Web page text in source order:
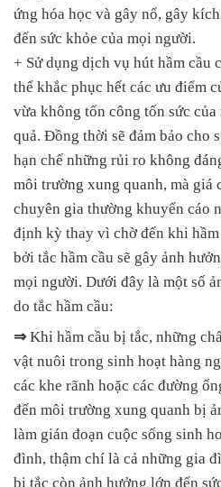
ứng hóa học và gây nổ, gây
đến sức khỏe của mọi người.
+ Sử dụng dịch vụ hút hầm cầu
thể khắc phục hết các ưu điểm
vừa không tốn công tốn sức
quả. Đồng thời sẽ đảm bảo cho
hạn chế những rủi ro không
môi trường xung quanh, mà giá
chuyên gia thường khuyến cáo
định kỳ thay vì chờ đến khi
bởi tắc hầm cầu sẽ gây ảnh
mọi người. Dưới đây là một số
do tắc hầm cầu:
⇒ Khi hầm cầu bị tắc, những
vật nuôi trong sinh hoạt hàng
các khe rãnh hoặc các đường
đến môi trường xung quanh bị
làm gián đoạn cuộc sống sinh
đình, thậm chí là cả những gia
bị tắc còn ảnh hưởng lớn đến